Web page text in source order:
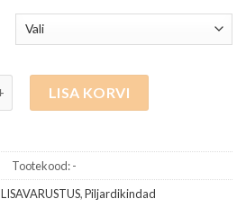
LISA KORVI
Tootekood:-
LISAVARUSTUS,Piljardikindad